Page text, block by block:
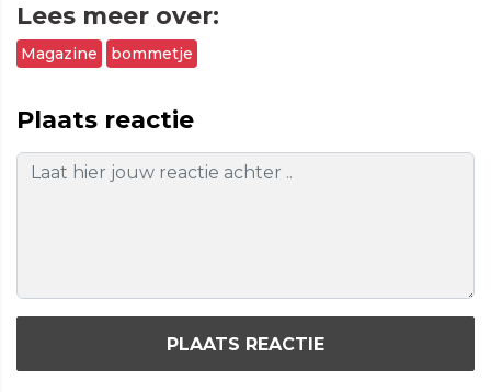
Lees meer over:
Magazine bommetje
Plaats reactie
PLAATS REACTIE